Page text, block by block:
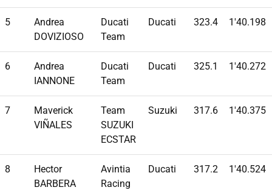
5
Andrea
DOVIZIOSO
Ducati
Team
Ducati 323.4 1'40.198
6
Andrea
IANNONE
Ducati
Team
Ducati 325.1 1'40.272
7
Maverick
VIÑALES
Team
SUZUKI
ECSTAR
Suzuki 317.6 1'40.375
8
Hector
BARBERA
Avintia
Racing
Ducati 317.2 1'40.524